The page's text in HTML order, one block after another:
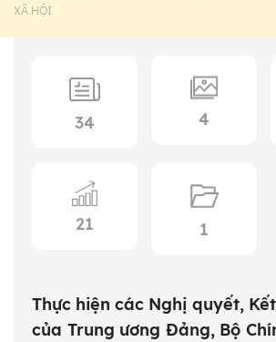
XÃ HỘI
34 4
21 1
Thực hiện các Nghị quyết,
của Trung ương Đảng, Bộ